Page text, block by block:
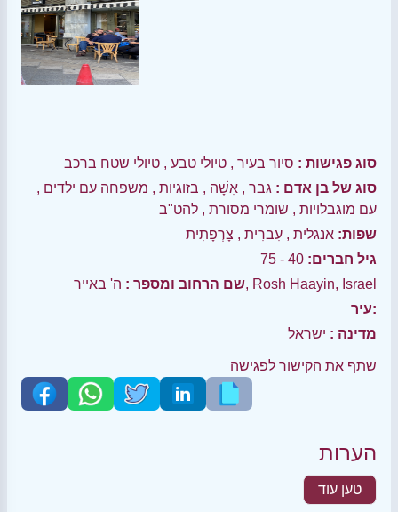
סוג פגישות : סיור בעיר , טיולי טבע , טיולי שטח ברכב
סוג של בן אדם : גבר , אִשָׁה , בזוגיות , משפחה עם ילדים ,
עם מוגבלויות , שומרי מסורת , להט"ב
שפות: אנגלית , עִברִית , צָרְפָתִית
גיל חברים: 40 - 75
שם הרחוב ומספר :ה' באייר, Rosh Haayin, Israel
עיר:
מדינה : ישראל
שתף את הקישור לפגישה
הערות
טען עוד